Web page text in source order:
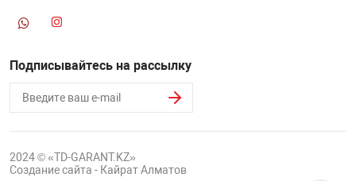
Подписывайтесь на рассылку
2024 © «TD-GARANT.KZ»
Создание сайта - Кайрат Алматов